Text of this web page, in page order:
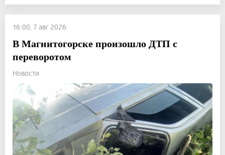
16:00, 7 авг 2026
В Магнитогорске произошло ДТП с
переворотом
Новости